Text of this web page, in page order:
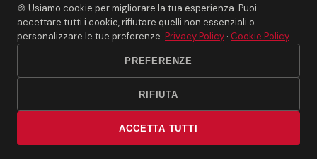
Scopri tutto su Milano Team Volley: la nostra storia, le
squadre, i campionati, lo staff tecnico e le opportunità
per le giovani atlete. Scarica la brochure ufficiale in
PDF · 24 pagine · 2025
🍪 Usiamo cookie per migliorare la tua esperienza. Puoi
accettare tutti i cookie, rifiutare quelli non essenziali o
personalizzare le tue preferenze. Privacy Policy · Cookie Policy
PREFERENZE
RIFIUTA
ACCETTA TUTTI